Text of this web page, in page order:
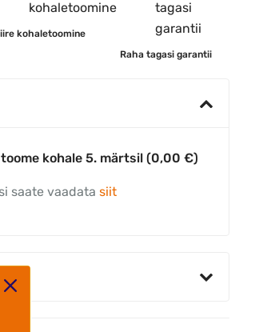
kohaletoomine
Raha tagasi garantii
toome kohale 5. märtsil (0,00 €)
saate vaadatasiit